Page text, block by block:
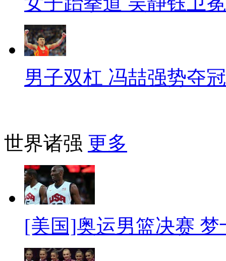
男子双杠 冯喆强势夺冠
世界诸强 更多
[美国]奥运男篮决赛